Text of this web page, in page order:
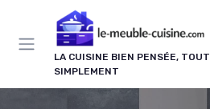
LA CUISINE BIEN PENSÉE, TOUT
SIMPLEMENT
Panneau de gestion des cookies